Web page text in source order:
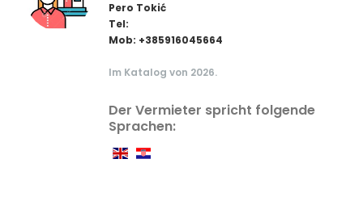
Pero Tokić
Tel:
Mob: +385916045664
Im Katalog von 2026.
Der Vermieter spricht folgende
Sprachen: